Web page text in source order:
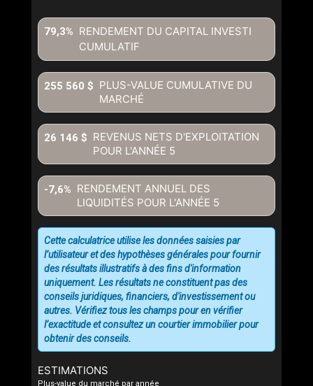
RENDEMENT DU CAPITAL INVESTI
CUMULATIF
79,3%
PLUS-VALUE CUMULATIVE DU
MARCHÉ
255 560 $
REVENUS NETS D'EXPLOITATION
POUR L'ANNÉE 5
26 146 $
RENDEMENT ANNUEL DES
LIQUIDITÉS POUR L'ANNÉE 5
-7,6%
ESTIMATIONS
Plus-value du marché par année
Cette calculatrice utilise les données saisies par
l’utilisateur et des hypothèses générales pour fournir
des résultats illustratifs à des fins d'information
uniquement. Les résultats ne constituent pas des
conseils juridiques, financiers, d'investissement ou
autres. Vérifiez tous les champs pour en vérifier
l’exactitude et consultez un courtier immobilier pour
obtenir des conseils.